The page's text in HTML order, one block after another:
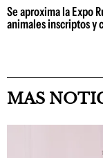
Se aproxima la Expo
animales inscriptos y
MAS